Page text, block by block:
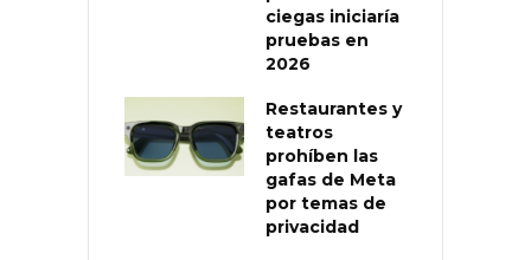
ciegas iniciaría
pruebas en
2026
Restaurantes y
teatros
prohíben las
gafas de Meta
por temas de
privacidad